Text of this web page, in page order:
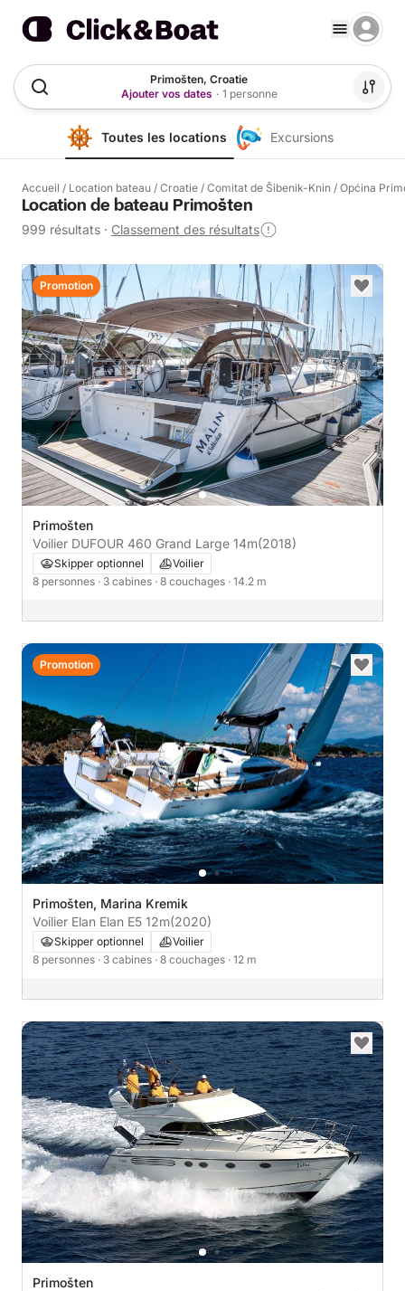
Primošten, Croatie
Ajouter vos dates · 1 personne
Toutes les locations Excursions
Accueil / Location bateau / Croatie / Comitat de Šibenik-Knin / Općina
Location de bateau Primošten
999 résultats · Classement des résultats
Primošten
Voilier DUFOUR 460 Grand Large 14m(2018)
Skipper optionnel
Voilier
8 personnes · 3 cabines · 8 couchages · 14.2 m
Promotion
Primošten, Marina Kremik
Voilier Elan Elan E5 12m(2020)
Skipper optionnel
Voilier
8 personnes · 3 cabines · 8 couchages · 12 m
Promotion
Primošten